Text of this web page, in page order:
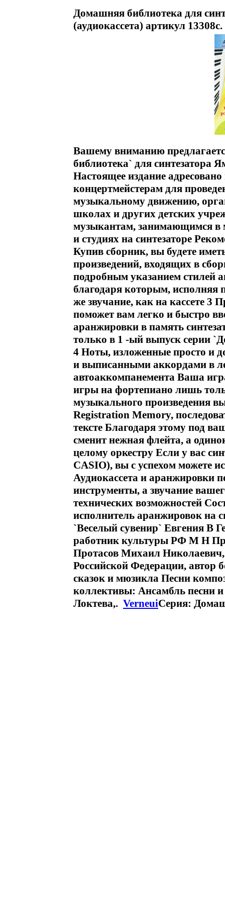
Домашняя библиотека для
(аудиокассета) артикул 13308c.
Вашему вниманию
библиотека` для синтезатора
Настоящее издание
концертмейстерам для
музыкальному движению,
школах и других детских
музыкантам, занимающимся в
и студиях на синтезаторе
Купив сборник, вы будете
произведений, входящих в
подробным указанием стилей
благодаря которым, исполняя
же звучание, как на кассете 3
поможет вам легко и быстро
аранжировки в память
только в 1 -ый выпуск серии
4 Ноты, изложенные просто и
и выписанными аккордами в
автоаккомпанемента Ваша
игры на фортепиано лишь
музыкального произведения
Registration Memory,
тексте Благодаря этому под
сменит нежная флейта, а
целому оркестру Если у вас
CASIO), вы с успехом можете
Аудиокассета и аранжировки
инструменты, а звучание
технических возможностей
исполнитель аранжировок на
`Веселый сувенир` Евгения В
работник культуры РФ М Н
Протасов Михаил
Российской Федерации, автор
сказок и мюзикла Песни
коллективы: Ансамбль песни
Локтева,. VerneuiСерия: